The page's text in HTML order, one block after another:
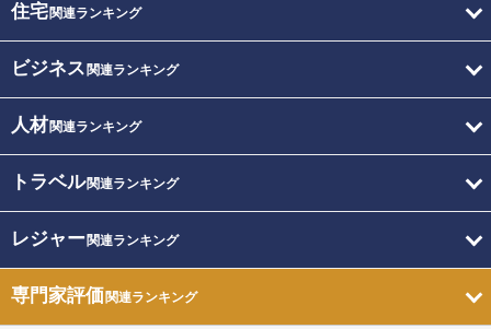
住宅関連ランキング
ビジネス 関連ランキング
人材関連ランキング
トラベル関連ランキング
レジャー関連ランキング
専門家評価関連ランキング